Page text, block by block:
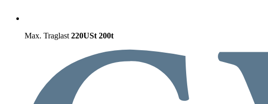
Max. Traglast 220USt 200t